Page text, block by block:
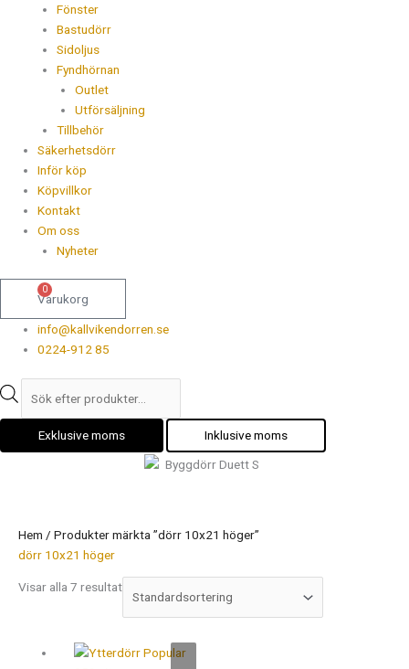
Fönster
Bastudörr
Sidoljus
Fyndhörnan
Outlet
Utförsäljning
Tillbehör
Säkerhetsdörr
Inför köp
Köpvillkor
Kontakt
Om oss
Nyheter
0
Varukorg
info@kallvikendorren.se
0224-912 85
Exklusive moms Inklusive moms
Hem / Produkter märkta ”dörr 10x21 höger”
dörr 10x21 höger
Visar alla 7 resultat